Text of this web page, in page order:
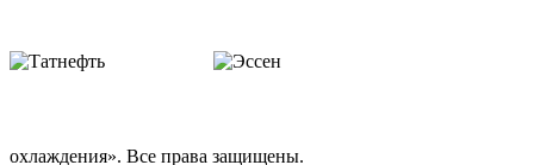
охлаждения». Все права защищены.